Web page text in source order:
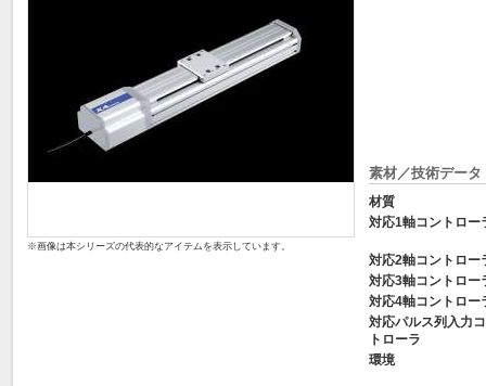
※画像は本シリーズの代表的なアイテムを表示しています。
素材／技術データ
材質
対応1軸コントロー
対応2軸コントロー
対応3軸コントロー
対応4軸コントロー
対応パルス列入力
トローラ
環境